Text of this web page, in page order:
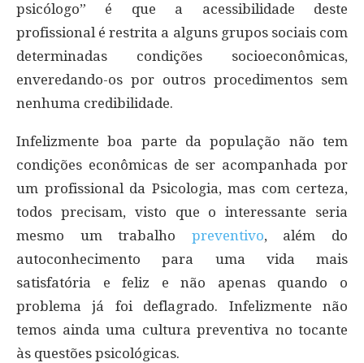
psicólogo” é que a acessibilidade deste
profissional é restrita a alguns grupos sociais com
determinadas condições socioeconômicas,
enveredando-os por outros procedimentos sem
nenhuma credibilidade.
Infelizmente boa parte da população não tem
condições econômicas de ser acompanhada por
um profissional da Psicologia, mas com certeza,
todos precisam, visto que o interessante seria
mesmo um trabalho preventivo, além do
autoconhecimento para uma vida mais
satisfatória e feliz e não apenas quando o
problema já foi deflagrado. Infelizmente não
temos ainda uma cultura preventiva no tocante
às questões psicológicas.